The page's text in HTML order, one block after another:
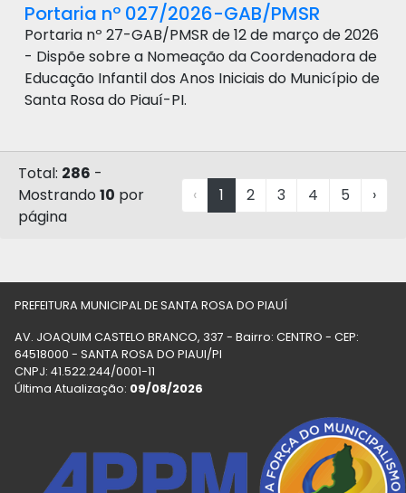
Portaria nº 027/2026-GAB/PMSR
Portaria nº 27-GAB/PMSR de 12 de março de 2026
- Dispõe sobre a Nomeação da Coordenadora de
Educação Infantil dos Anos Iniciais do Município de
Santa Rosa do Piauí-PI.
Total: 286 -
Mostrando 10 por
página
‹ 1 2 3 4 5 ›
PREFEITURA MUNICIPAL DE SANTA ROSA DO PIAUÍ
AV. JOAQUIM CASTELO BRANCO, 337 - Bairro: CENTRO - CEP:
64518000 - SANTA ROSA DO PIAUI/PI
CNPJ: 41.522.244/0001-11
Última Atualização: 09/08/2026